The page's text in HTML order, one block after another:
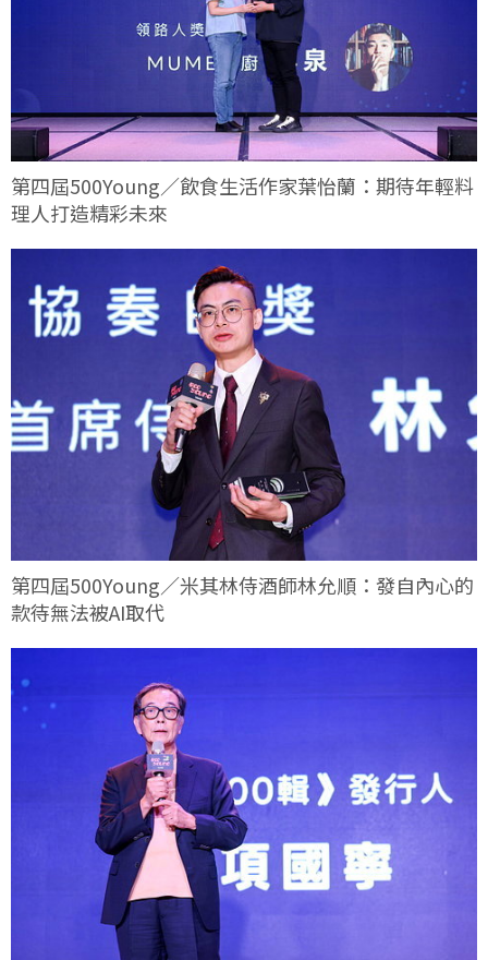
第四屆500Young／飲食生活作家葉怡蘭：期待年輕料
理人打造精彩未來
第四屆500Young／米其林侍酒師林允順：發自內心的
款待無法被AI取代